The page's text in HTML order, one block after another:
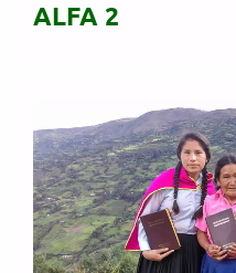
ALFA 2